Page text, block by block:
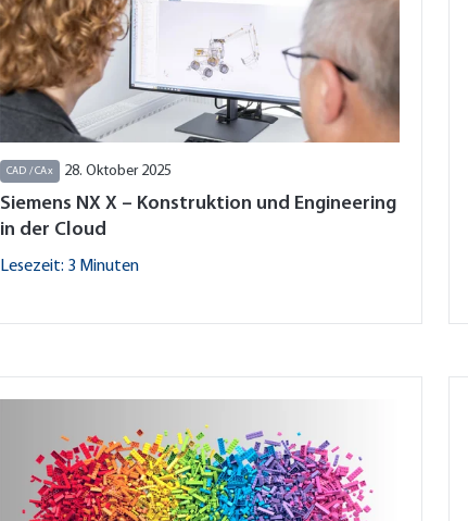
CAD / CAx 28. Oktober 2025
Siemens NX X – Konstruktion und Engineering
in der Cloud
Lesezeit: 3 Minuten